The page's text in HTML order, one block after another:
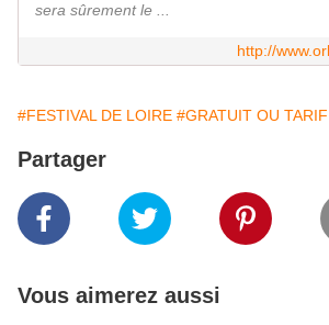
sera sûrement le ...
http://
#FESTIVAL DE LOIRE #GRATUIT OU
Partager
Vous aimerez aussi